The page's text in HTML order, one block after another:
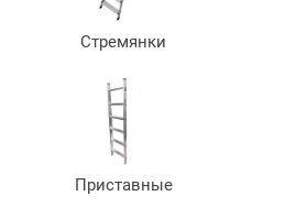
Стремянки
Приставные